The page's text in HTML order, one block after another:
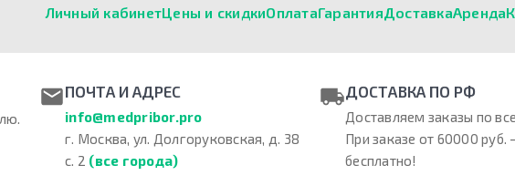
Личный кабинетЦены и скидкиОплатаГарантияДоставкаАренда
ПОЧТА И АДРЕС
info@medpribor.pro
г. Москва, ул. Долгоруковская, д. 38
с. 2 (все города)
ДОСТАВКА ПО РФ
Доставляем заказы по
При заказе от 60000 руб.
бесплатно!